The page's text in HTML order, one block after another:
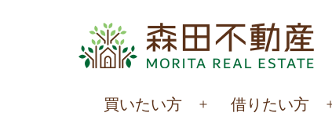
買いたい方 借りたい方